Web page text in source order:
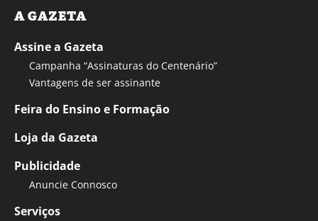
A GAZETA
Assine a Gazeta
Campanha “Assinaturas do Centenário”
Vantagens de ser assinante
Feira do Ensino e Formação
Loja da Gazeta
Publicidade
Anuncie Connosco
Serviços